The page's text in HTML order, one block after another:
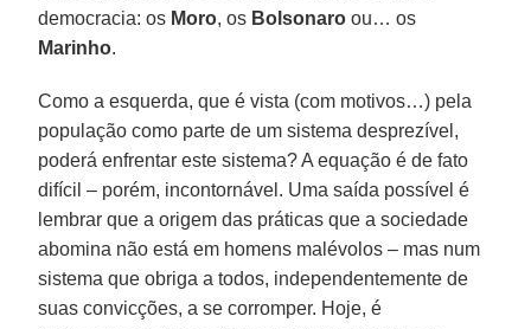
democracia: os Moro, os Bolsonaro ou… os
Marinho.
Como a esquerda, que é vista (com motivos…) pela
população como parte de um sistema desprezível,
poderá enfrentar este sistema? A equação é de fato
difícil – porém, incontornável. Uma saída possível é
lembrar que a origem das práticas que a sociedade
abomina não está em homens malévolos – mas num
sistema que obriga a todos, independentemente de
suas convicções, a se corromper. Hoje, é